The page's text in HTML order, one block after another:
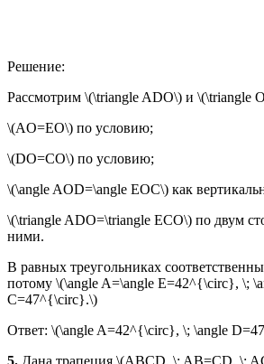
Решение:
Рассмотрим \(\triangle ADO\) и \(\triangle
\(AO=EO\) по условию;
\(DO=CO\) по условию;
\(\angle AOD=\angle EOC\) как
\(\triangle ADO=\triangle ECO\) по двум
ними.
В равных треугольниках
потому \(\angle A=\angle E=42^{\circ}, \;
C=47^{\circ}.\)
Ответ: \(\angle A=42^{\circ}, \; \angle